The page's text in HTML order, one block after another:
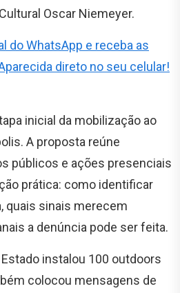
Oscar Niemeyer.
do WhatsApp e receba as
direto no seu celular!
inicial da mobilização ao
A proposta reúne
públicos e ações presenciais
prática: como identificar
quais sinais merecem
a denúncia pode ser feita.
instalou 100 outdoors
colocou mensagens de